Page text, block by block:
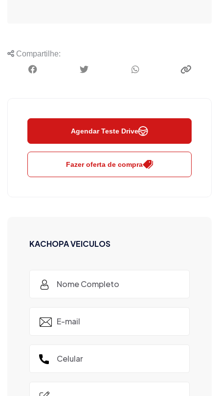
Compartilhe:
Agendar Teste Drive
Fazer oferta de compra
KACHOPA VEICULOS